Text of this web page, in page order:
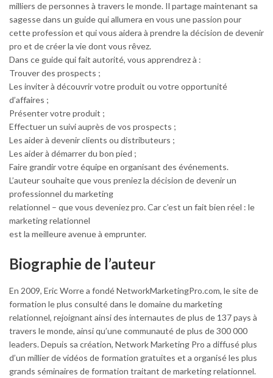
milliers de personnes à travers le monde. Il partage maintenant sa
sagesse dans un guide qui allumera en vous une passion pour
cette profession et qui vous aidera à prendre la décision de devenir
pro et de créer la vie dont vous rêvez.
Dans ce guide qui fait autorité, vous apprendrez à :
Trouver des prospects ;
Les inviter à découvrir votre produit ou votre opportunité
d’affaires ;
Présenter votre produit ;
Effectuer un suivi auprès de vos prospects ;
Les aider à devenir clients ou distributeurs ;
Les aider à démarrer du bon pied ;
Faire grandir votre équipe en organisant des événements.
L’auteur souhaite que vous preniez la décision de devenir un
professionnel du marketing
relationnel – que vous deveniez pro. Car c’est un fait bien réel : le
marketing relationnel
est la meilleure avenue à emprunter.
Biographie de l’auteur
En 2009, Eric Worre a fondé NetworkMarketingPro.com, le site de
formation le plus consulté dans le domaine du marketing
relationnel, rejoignant ainsi des internautes de plus de 137 pays à
travers le monde, ainsi qu’une communauté de plus de 300 000
leaders. Depuis sa création, Network Marketing Pro a diffusé plus
d’un millier de vidéos de formation gratuites et a organisé les plus
grands séminaires de formation traitant de marketing relationnel.